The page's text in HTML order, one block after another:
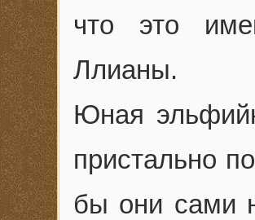
что это
Ллианы.
Юная
пристально
бы они сами